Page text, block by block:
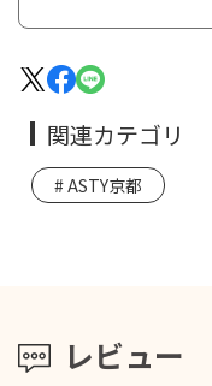
レビュー
関連カテゴリ
ASTY京都